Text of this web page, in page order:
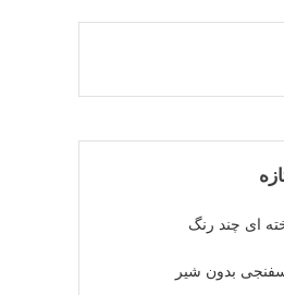
ای چند رنگ
بدون شیر